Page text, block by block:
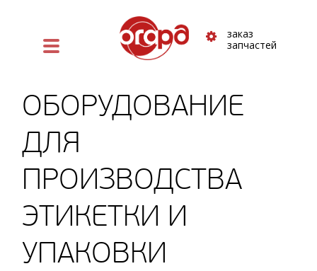
заказ
запчастей
ОБОРУДОВАНИЕ
ДЛЯ
ПРОИЗВОДСТВА
ЭТИКЕТКИ И
УПАКОВКИ